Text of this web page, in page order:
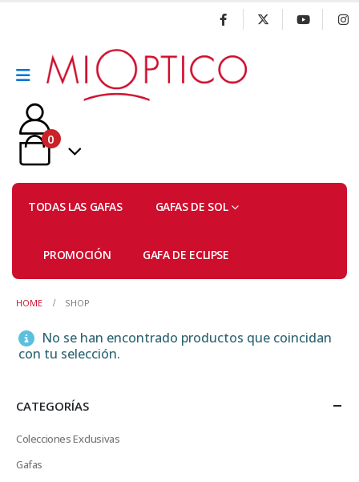
0
TODAS LAS GAFAS GAFAS DE SOL
PROMOCIÓN GAFA DE ECLIPSE
HOME SHOP
No se han encontrado productos que coincidan
con tu selección.
CATEGORÍAS
Colecciones Exclusivas
Gafas